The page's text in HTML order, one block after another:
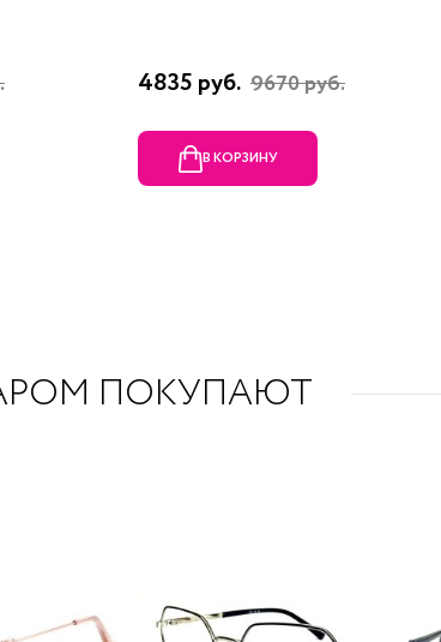
4835 руб. 9670 руб.
В КОРЗИНУ
ПОКУПАЮТ